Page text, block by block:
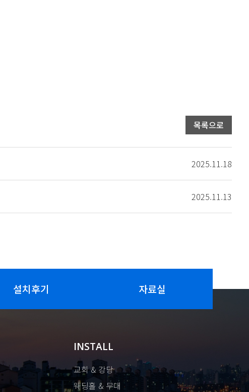
목록으로
2025.11.18
2025.11.13
설치후기 자료실
INSTALL
교회 & 강당
웨딩홀 & 무대